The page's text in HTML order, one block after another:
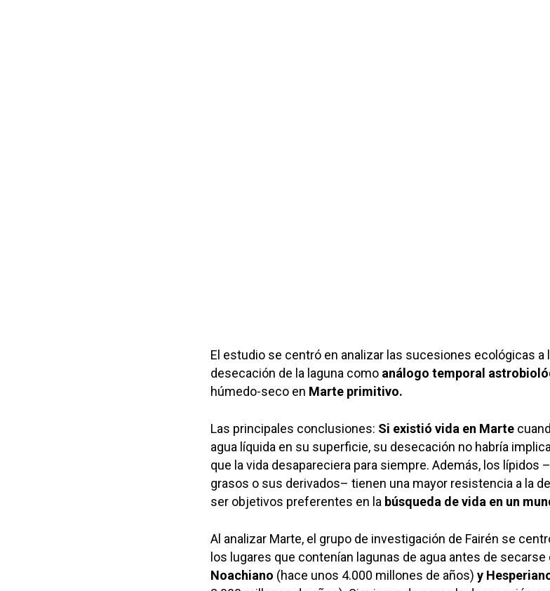
El estudio se centró en analizar las sucesiones ecológicas a
desecación de la laguna como análogo temporal
húmedo-seco en Marte primitivo.
Las principales conclusiones: Si existió vida en Marte
agua líquida en su superficie, su desecación no habría
que la vida desapareciera para siempre. Además, los lípidos
grasos o sus derivados– tienen una mayor resistencia a la
ser objetivos preferentes en la búsqueda de vida en un
Al analizar Marte, el grupo de investigación de Fairén se
los lugares que contenían lagunas de agua antes de secarse
Noachiano (hace unos 4.000 millones de años) y